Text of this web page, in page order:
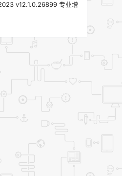
v12.1.0.26899 专业增